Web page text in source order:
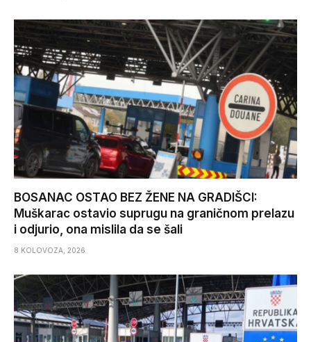
BOSANAC OSTAO BEZ ŽENE NA GRADIŠCI:
Muškarac ostavio suprugu na graničnom prelazu
i odjurio, ona mislila da se šali
8 KOLOVOZA, 2026